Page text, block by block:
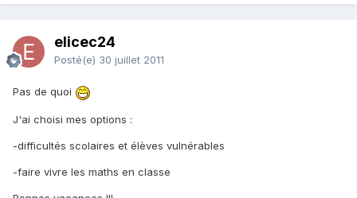
elicec24
Posté(e) 30 juillet 2011
Pas de quoi
J'ai choisi mes options :
-difficultés scolaires et élèves vulnérables
-faire vivre les maths en classe